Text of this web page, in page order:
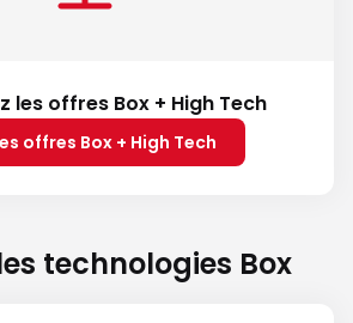
les offres Box + High Tech
offres Box + High Tech
technologies Box